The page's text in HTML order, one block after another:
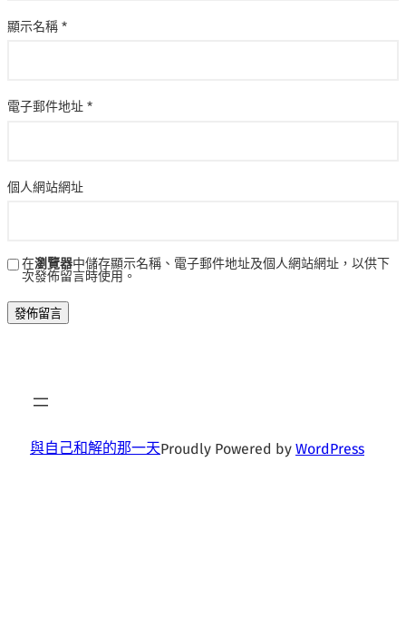
顯示名稱 *
電子郵件地址 *
個人網站網址
在瀏覽器中儲存顯示名稱、電子郵件地址及個人網站網址，以供下
次發佈留言時使用。
與自己和解的那一天Proudly Powered by WordPress